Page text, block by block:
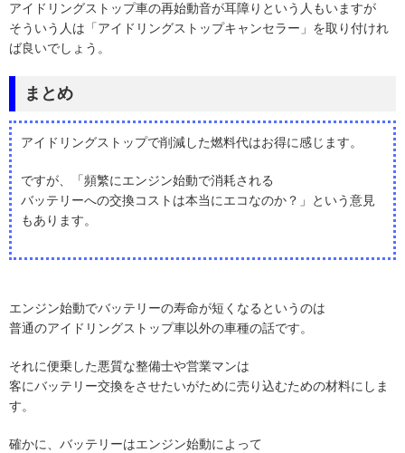
アイドリングストップ車の再始動音が耳障りという人もいますが
そういう人は「アイドリングストップキャンセラー」を取り付けれ
ば良いでしょう。
まとめ
アイドリングストップで削減した燃料代はお得に感じます。
ですが、「頻繁にエンジン始動で消耗される
バッテリーへの交換コストは本当にエコなのか？」という意見
もあります。
エンジン始動でバッテリーの寿命が短くなるというのは
普通のアイドリングストップ車以外の車種の話です。
それに便乗した悪質な整備士や営業マンは
客にバッテリー交換をさせたいがために売り込むための材料にしま
す。
確かに、バッテリーはエンジン始動によって